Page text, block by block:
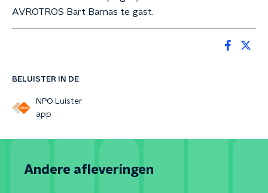
BELUISTER IN DE
NPO Luister
app
AVROTROS Bart Barnas te gast.
Andere afleveringen